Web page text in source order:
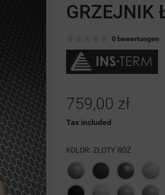
GRZEJNIK
0 bewertungen
759,00 zł
Tax included
KOLOR: ZŁOTY RÓŻ
Szary Grafit AntracytBiały